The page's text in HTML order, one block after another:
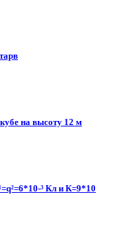
на высоту 12 м
³ Кл и К=9*10​